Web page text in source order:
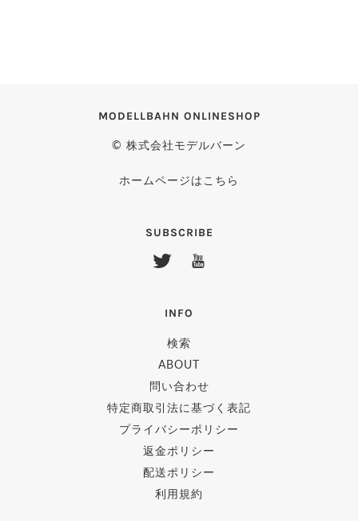
MODELLBAHN ONLINESHOP
© 株式会社モデルバーン
ホームページはこちら
SUBSCRIBE
INFO
検索
ABOUT
問い合わせ
特定商取引法に基づく表記
プライバシーポリシー
返金ポリシー
配送ポリシー
利用規約